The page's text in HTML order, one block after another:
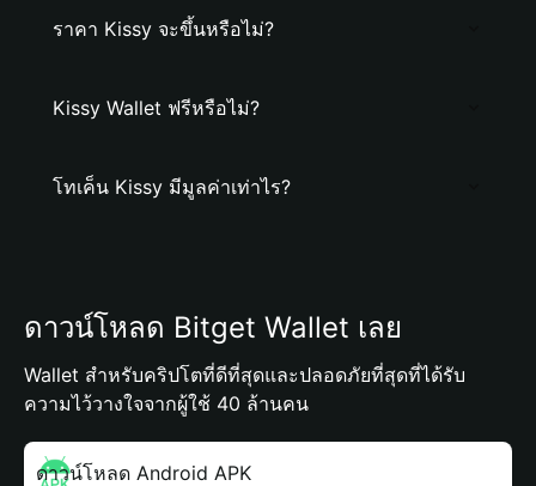
ราคา Kissy จะขึ้นหรือไม่?
Kissy Wallet ฟรีหรือไม่?
โทเค็น Kissy มีมูลค่าเท่าไร?
ดาวน์โหลด Bitget Wallet เลย
Wallet สำหรับคริปโตที่ดีที่สุดและปลอดภัยที่สุดที่ได้รับ
ความไว้วางใจจากผู้ใช้ 40 ล้านคน
ดาวน์โหลด Android APK